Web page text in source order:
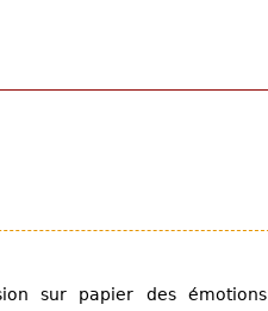
sur papier des émotions